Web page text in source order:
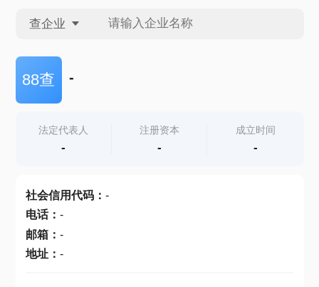
查企业
查企业
查产地
88查 -
法定代表人
-
注册资本
-
成立时间
-
社会信用代码： -
电话： -
邮箱： -
地址： -